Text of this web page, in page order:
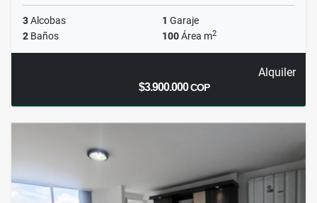
3Alcobas 1 Garaje
2 Baños 100Área m2
Alquiler
$3.900.000COP